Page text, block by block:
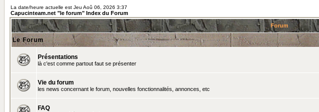
La date/heure actuelle est Jeu Aoû 06, 2026 3:37
Capucinteam.net "le forum" Index du Forum
Forum
Le Forum
Présentations
là c'est comme partout faut se présenter
Vie du forum
les news concernant le forum, nouvelles fonctionnalités, annonces, etc
FAQ